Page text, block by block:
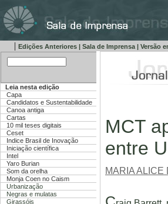
| Edições Anteriores | Sala de Imprensa | Versão
Leia nesta edição
Capa
Candidatos e Sustentabilidade
Canoa antiga
Cartas
10 mil teses digitais
Ceset
Indice Brasil de Inovação
Iniciação científica
Intel
Yaro Burian
Som da orelha
Monja Coen no Caism
Urbanização
Negras e mulatas
Girassóis
MCT
entre
MARIA ALICE